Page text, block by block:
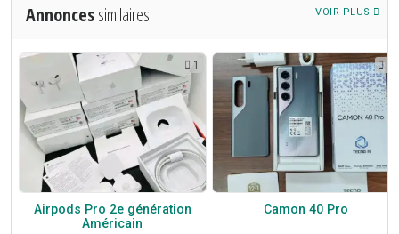
Annoncessimilaires VOIR PLUS
1
Airpods Pro 2e génération
Américain
3
Camon 40 Pro